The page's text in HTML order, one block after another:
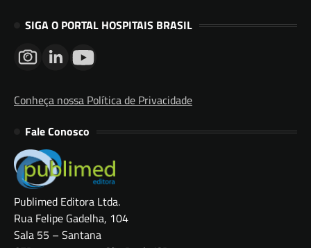
SIGA O PORTAL HOSPITAIS BRASIL
Conheça nossa Política de Privacidade
Fale Conosco
Publimed Editora Ltda.
Rua Felipe Gadelha, 104
Sala 55 – Santana